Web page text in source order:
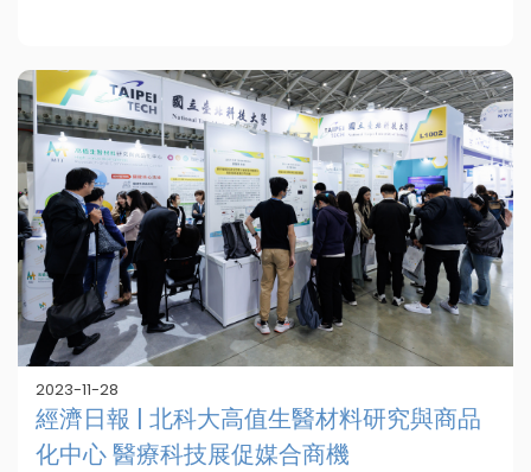
2023-11-28
經濟日報 | 北科大高值生醫材料研究與商品
化中心 醫療科技展促媒合商機